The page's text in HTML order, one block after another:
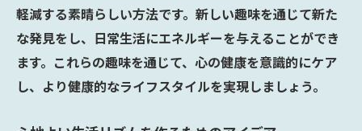
軽減する素晴らしい方法です。新しい趣味を通じて新た
な発見をし、日常生活にエネルギーを与えることができ
ます。これらの趣味を通じて、心の健康を意識的にケア
し、より健康的なライフスタイルを実現しましょう。